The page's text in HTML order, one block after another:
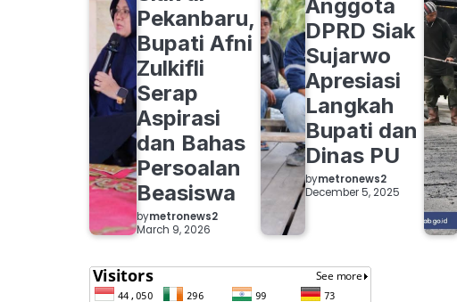
Pekanbaru,
Bupati Afni
Zulkifli
Serap
Aspirasi
dan Bahas
Persoalan
Beasiswa
bymetronews2
March 9, 2026
Anggota
DPRD Siak
Sujarwo
Apresiasi
Langkah
Bupati dan
Dinas PU
bymetronews2
December 5, 2025